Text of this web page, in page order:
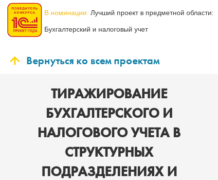
В номинации: Лучший проект в предметной области:
Бухгалтерский и налоговый учет
Вернуться ко всем проектам
ТИРАЖИРОВАНИЕ
БУХГАЛТЕРСКОГО И
НАЛОГОВОГО УЧЕТА В
СТРУКТУРНЫХ
ПОДРАЗДЕЛЕНИЯХ И